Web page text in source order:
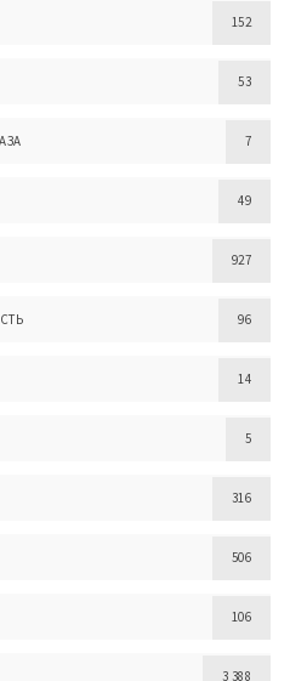
152
53
7
49
927
96
14
5
316
506
106
3 388